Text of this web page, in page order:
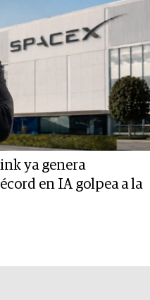
ya genera
en IA golpea a la